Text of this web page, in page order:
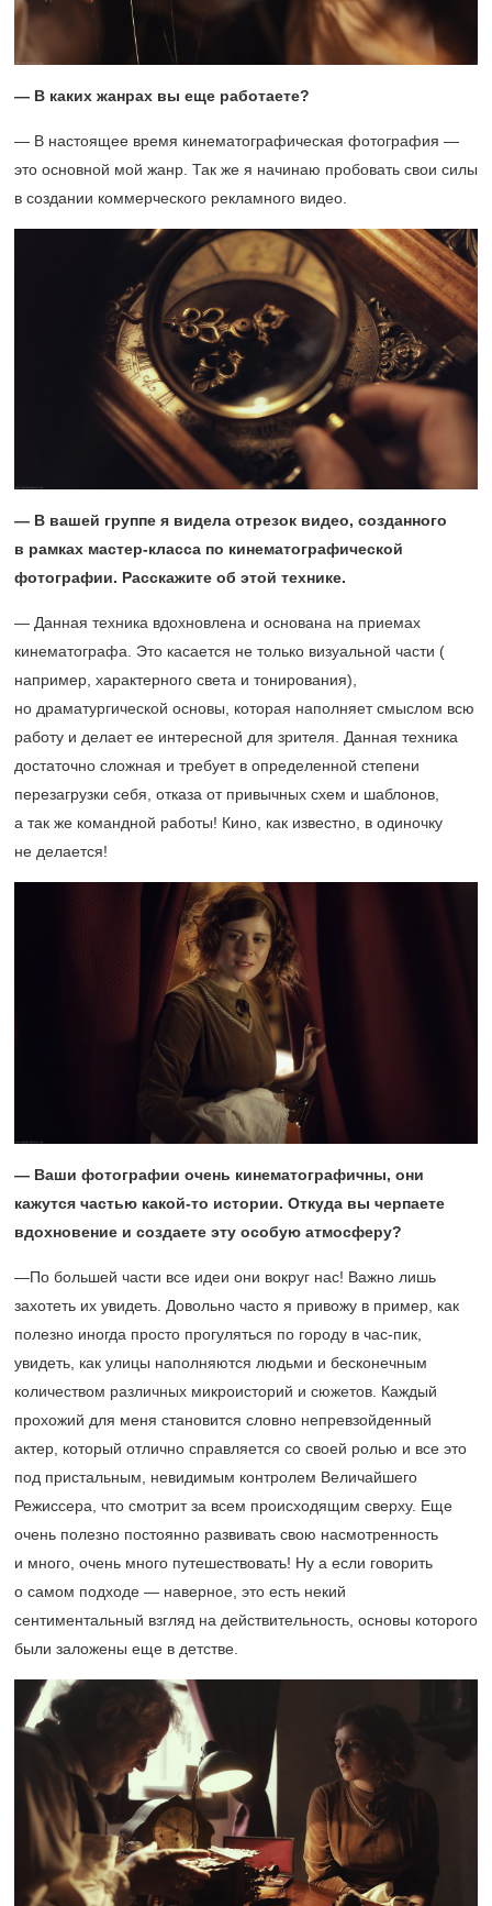
— В каких жанрах вы еще работаете?
— В настоящее время кинематографическая фотография —
это основной мой жанр. Так же я начинаю пробовать свои силы
в создании коммерческого рекламного видео.
— В вашей группе я видела отрезок видео, созданного
в рамках мастер-класса по кинематографической
фотографии. Расскажите об этой технике.
— Данная техника вдохновлена и основана на приемах
кинематографа. Это касается не только визуальной части (
например, характерного света и тонирования),
но драматургической основы, которая наполняет смыслом всю
работу и делает ее интересной для зрителя. Данная техника
достаточно сложная и требует в определенной степени
перезагрузки себя, отказа от привычных схем и шаблонов,
а так же командной работы! Кино, как известно, в одиночку
не делается!
— Ваши фотографии очень кинематографичны, они
кажутся частью какой-то истории. Откуда вы черпаете
вдохновение и создаете эту особую атмосферу?
—По большей части все идеи они вокруг нас! Важно лишь
захотеть их увидеть. Довольно часто я привожу в пример, как
полезно иногда просто прогуляться по городу в час-пик,
увидеть, как улицы наполняются людьми и бесконечным
количеством различных микроисторий и сюжетов. Каждый
прохожий для меня становится словно непревзойденный
актер, который отлично справляется со своей ролью и все это
под пристальным, невидимым контролем Величайшего
Режиссера, что смотрит за всем происходящим сверху. Еще
очень полезно постоянно развивать свою насмотренность
и много, очень много путешествовать! Ну а если говорить
о самом подходе — наверное, это есть некий
сентиментальный взгляд на действительность, основы которого
были заложены еще в детстве.